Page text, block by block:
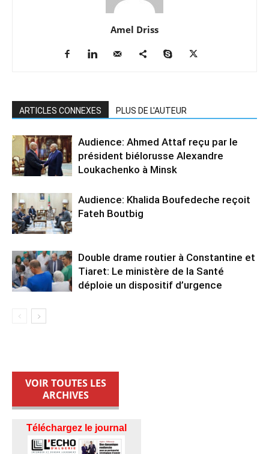
Amel Driss
ARTICLES CONNEXES PLUS DE L'AUTEUR
Audience: Ahmed Attaf reçu par le
président biélorusse Alexandre
Loukachenko à Minsk
Audience: Khalida Boufedeche reçoit
Fateh Boutbig
Double drame routier à Constantine et
Tiaret: Le ministère de la Santé
déploie un dispositif d’urgence
VOIR TOUTES LES
ARCHIVES